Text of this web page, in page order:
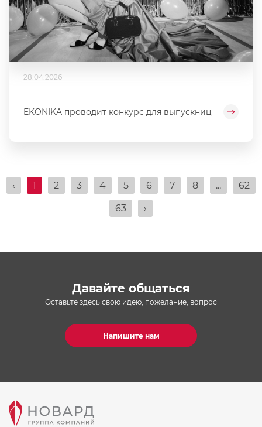
28.04.2026
EKONIKA проводит конкурс для выпускниц
‹ 1 2 3 4 5 6 7 8 ... 62
63 ›
Давайте общаться
Оставьте здесь свою идею, пожелание, вопрос
Напишите нам